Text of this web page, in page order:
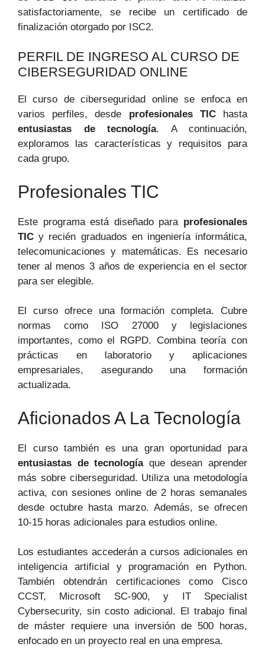
satisfactoriamente, se recibe un certificado de
finalización otorgado por ISC2.
PERFIL DE INGRESO AL CURSO DE
CIBERSEGURIDAD ONLINE
El curso de ciberseguridad online se enfoca en
varios perfiles, desde profesionales TIChasta
entusiastas de tecnología. A continuación,
exploramos las características y requisitos para
cada grupo.
Profesionales TIC
Este programa está diseñado para profesionales
TIC y recién graduados en ingeniería informática,
telecomunicaciones y matemáticas. Es necesario
tener al menos 3 años de experiencia en el sector
para ser elegible.
El curso ofrece una formación completa. Cubre
normas como ISO 27000 y legislaciones
importantes, como el RGPD. Combina teoría con
prácticas en laboratorio y aplicaciones
empresariales, asegurando una formación
actualizada.
Aficionados A La Tecnología
El curso también es una gran oportunidad para
entusiastas de tecnologíaque desean aprender
más sobre ciberseguridad. Utiliza una metodología
activa, con sesiones online de 2 horas semanales
desde octubre hasta marzo. Además, se ofrecen
10-15 horas adicionales para estudios online.
Los estudiantes accederán a cursos adicionales en
inteligencia artificial y programación en Python.
También obtendrán certificaciones como Cisco
CCST, Microsoft SC-900, y IT Specialist
Cybersecurity, sin costo adicional. El trabajo final
de máster requiere una inversión de 500 horas,
enfocado en un proyecto real en una empresa.